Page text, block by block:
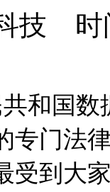
技 时
和国
专门法
受到大